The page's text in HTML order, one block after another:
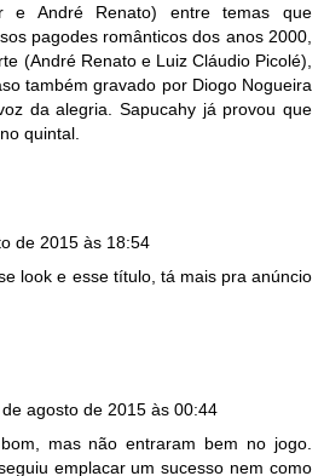
e André Renato) entre temas que
pagodes românticos dos anos 2000,
(André Renato e Luiz Cláudio Picolé),
também gravado por Diogo Nogueira
da alegria. Sapucahy já provou que
quintal.
de 2015 às 18:54
look e esse título, tá mais pra anúncio
de agosto de 2015 às 00:44
mas não entraram bem no jogo.
emplacar um sucesso nem como